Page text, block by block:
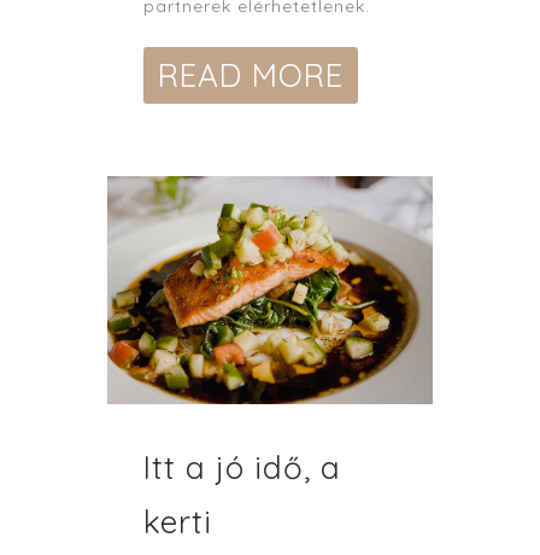
partnerek elérhetetlenek.
READ MORE
Itt a jó idő, a
kerti